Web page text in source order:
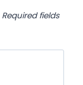
Required fields